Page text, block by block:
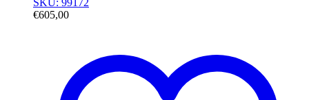
SKU: 99172
€605,00